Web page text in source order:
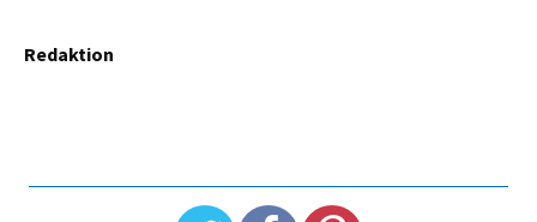
Redaktion